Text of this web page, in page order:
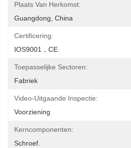
Plaats Van Herkomst:
Guangdong, China
Certificering:
IOS9001，CE
Toepasselijke Sectoren:
Fabriek
Video-Uitgaande Inspectie:
Voorziening
Kerncomponenten:
Schroef.